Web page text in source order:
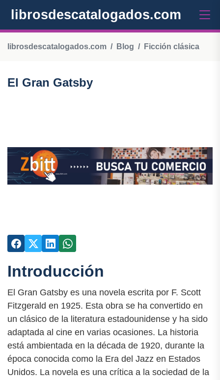
librosdescatalogados.com
librosdescatalogados.com Blog Ficción clásica
El Gran Gatsby
Introducción
El Gran Gatsby es una novela escrita por F. Scott
Fitzgerald en 1925. Esta obra se ha convertido en
un clásico de la literatura estadounidense y ha sido
adaptada al cine en varias ocasiones. La historia
está ambientada en la década de 1920, durante la
época conocida como la Era del Jazz en Estados
Unidos. La novela es una crítica a la sociedad de la